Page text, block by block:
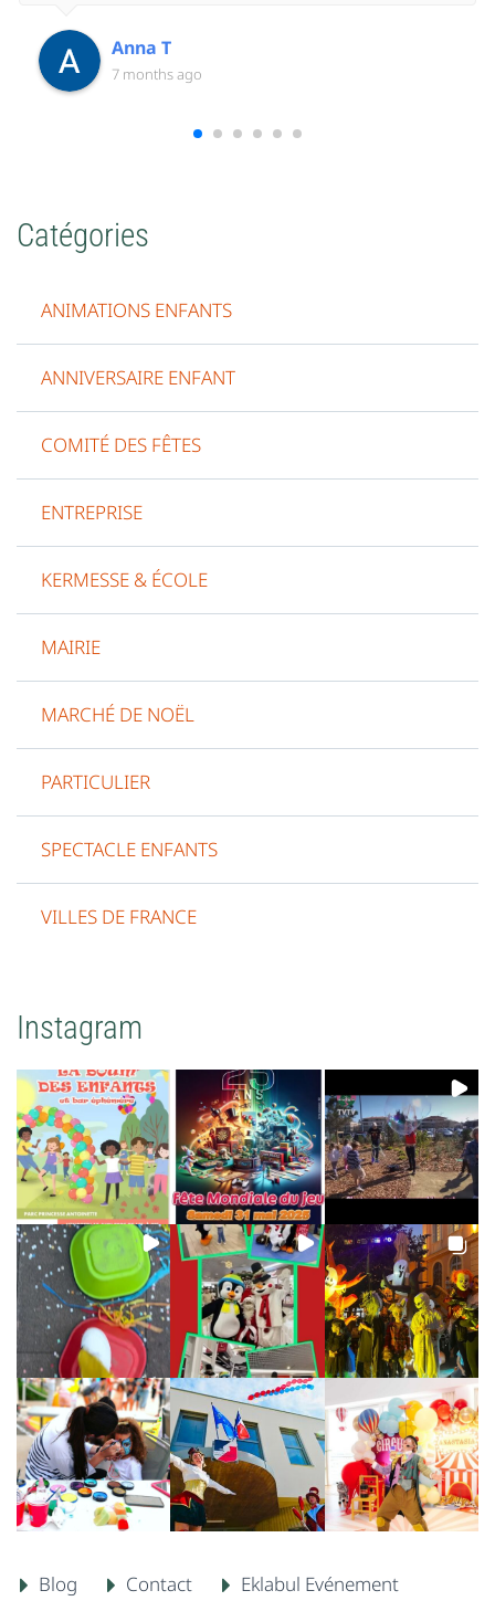
merci à toute l’équipe!
Anna T
7 months ago
Catégories
ANIMATIONS ENFANTS
ANNIVERSAIRE ENFANT
COMITÉ DES FÊTES
ENTREPRISE
KERMESSE & ÉCOLE
MAIRIE
MARCHÉ DE NOËL
PARTICULIER
SPECTACLE ENFANTS
VILLES DE FRANCE
Instagram
Blog Contact Eklabul Evénement